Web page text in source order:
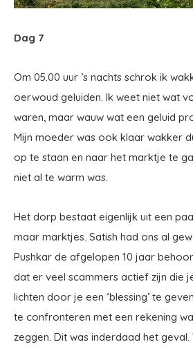
Dag 7
Om 05.00 uur ’s nachts schrok ik
oerwoud geluiden. Ik weet niet wat
waren, maar wauw wat een geluid
Mijn moeder was ook klaar wakker
op te staan en naar het marktje te
niet al te warm was.
Het dorp bestaat eigenlijk uit een
maar marktjes. Satish had ons al
Pushkar de afgelopen 10 jaar
dat er veel scammers actief zijn die
lichten door je een ‘blessing’ te
te confronteren met een rekening
zeggen. Dit was inderdaad het